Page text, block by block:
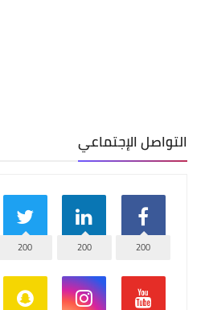
التواصل الإجتماعي
200
200
200